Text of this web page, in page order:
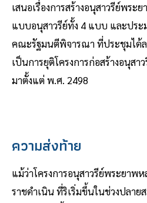
เสนอเรื่องการสร้างอนุสาวรีย์พร
แบบอนุสาวรีย์ทั้ง 4 แบบ และประ
คณะรัฐมนตีพิจารณา ที่ประชุมได้ล
เป็นการยุติโครงการก่อสร้างอนุส
มาตั้งแต่ พ.ศ. 2498
ความส่งท้าย
แม้ว่าโครงการอนุสาวรีย์พระยาพ
ราชดำเนิน ที่ริเริ่มขึ้นในช่วงปลา